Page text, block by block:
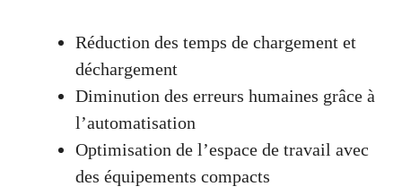
Réduction des temps de chargement et
déchargement
Diminution des erreurs humaines grâce à
l’automatisation
Optimisation de l’espace de travail avec
des équipements compacts